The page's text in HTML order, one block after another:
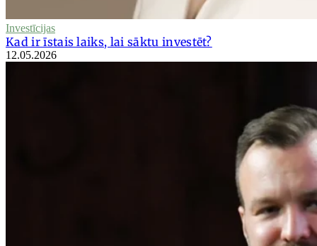
Investīcijas
Kad ir īstais laiks, lai sāktu investēt?
12.05.2026